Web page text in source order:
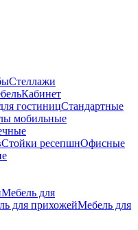
Стеллажи
Кабинет
гостиницСтандартные
мобильные
Стойки ресепшнОфисные
Мебель для
для прихожейМебель для